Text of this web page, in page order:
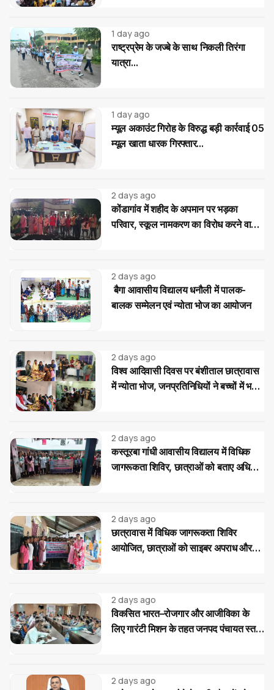
1 day ago
राष्ट्रप्रेम के जज्बे के साथ निकली तिरंगा
यात्रा...
1 day ago
म्यूल अकाउंट गिरोह के विरुद्ध बड़ी कार्रवाई 05
म्यूल खाता धारक गिरफ्तार...
2 days ago
कोंडागांव में शहीद के अपमान पर भड़का
परिवार, स्कूल नामकरण का विरोध करने वालों
2 days ago
बैगा आवासीय विद्यालय धनौली में पालक-
बालक सम्मेलन एवं न्योता भोज का आयोजन
2 days ago
विश्व आदिवासी दिवस पर बंशीताल छात्रावास
में न्योता भोज, जनप्रतिनिधियों ने बच्चों में भरी
2 days ago
कस्तूरबा गांधी आवासीय विद्यालय में विधिक
जागरूकता शिविर, छात्राओं को बताए अधिकार
2 days ago
छात्रावास में विधिक जागरूकता शिविर
आयोजित, छात्राओं को साइबर अपराध और
2 days ago
विकसित भारत–रोजगार और आजीविका के
लिए गारंटी मिशन के तहत जनपद पंचायत स्तर
2 days ago